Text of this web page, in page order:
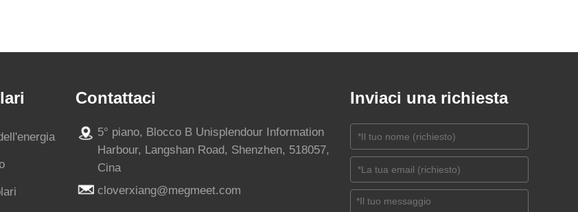
Contattaci
5° piano, Blocco B Unisplendour Information
Harbour, Langshan Road, Shenzhen, 518057,
Cina
cloverxiang@megmeet.com
Inviaci una richiesta